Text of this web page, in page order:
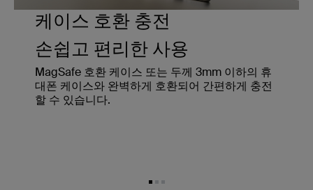
케이스 호환 충전
손쉽고 편리한 사용
MagSafe 호환 케이스 또는 두께 3mm 이하의 휴
대폰 케이스와 완벽하게 호환되어 간편하게 충전
할 수 있습니다.